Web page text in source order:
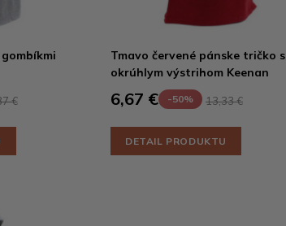
€
Tmavo červené pánske tričko s
okrúhlym výstrihom Keenan
6,67 € -50% 13,33 €
DETAIL PRODUKTU